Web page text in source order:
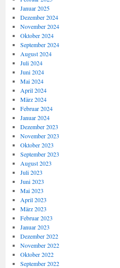
Januar 2025
Dezember 2024
November 2024
Oktober 2024
September 2024
August 2024
Juli 2024
Juni 2024
Mai 2024
April 2024
März 2024
Februar 2024
Januar 2024
Dezember 2023
November 2023
Oktober 2023
September 2023
August 2023
Juli 2023
Juni 2023
Mai 2023
April 2023
März 2023
Februar 2023
Januar 2023
Dezember 2022
November 2022
Oktober 2022
September 2022